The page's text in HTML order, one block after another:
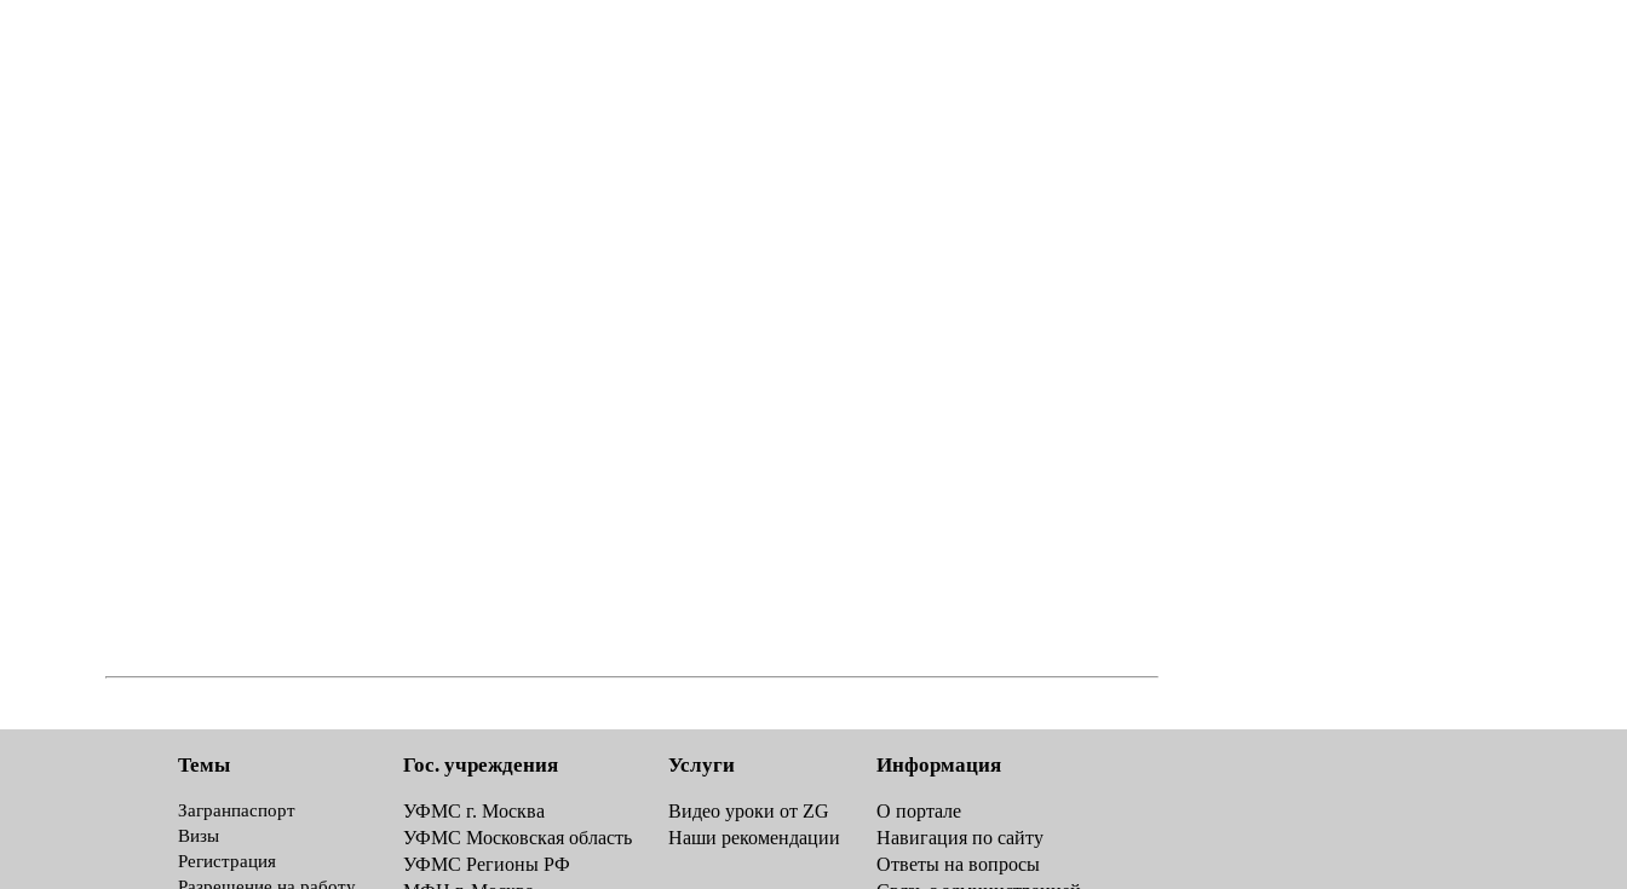
Темы
Загранпаспорт
Визы
Регистрация
Гос. учреждения
УФМС г. Москва
УФМС Московская область
УФМС Регионы РФ
Услуги
Видео уроки от ZG
Наши рекомендации
Информация
О портале
Навигация по сайту
Ответы на вопросы